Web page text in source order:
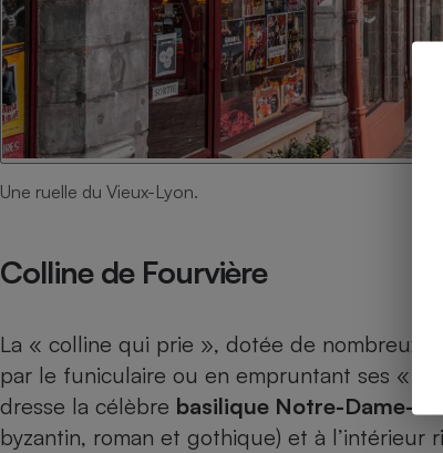
Une ruelle du Vieux-Lyon.
Colline de Fourvière
La « colline qui prie », dotée de nombreux
par le funiculaire ou en empruntant ses «
dresse la célèbre basilique Notre-Dame-
byzantin, roman et gothique) et à l’intérieur
Robot